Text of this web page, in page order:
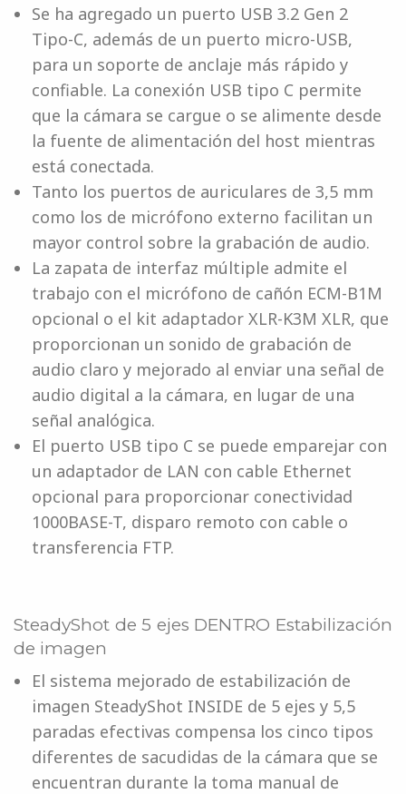
Se ha agregado un puerto USB 3.2 Gen 2
Tipo-C, además de un puerto micro-USB,
para un soporte de anclaje más rápido y
confiable. La conexión USB tipo C permite
que la cámara se cargue o se alimente desde
la fuente de alimentación del host mientras
está conectada.
Tanto los puertos de auriculares de 3,5 mm
como los de micrófono externo facilitan un
mayor control sobre la grabación de audio.
La zapata de interfaz múltiple admite el
trabajo con el micrófono de cañón ECM-B1M
opcional o el kit adaptador XLR-K3M XLR, que
proporcionan un sonido de grabación de
audio claro y mejorado al enviar una señal de
audio digital a la cámara, en lugar de una
señal analógica.
El puerto USB tipo C se puede emparejar con
un adaptador de LAN con cable Ethernet
opcional para proporcionar conectividad
1000BASE-T, disparo remoto con cable o
transferencia FTP.
SteadyShot de 5 ejes DENTRO Estabilización
de imagen
El sistema mejorado de estabilización de
imagen SteadyShot INSIDE de 5 ejes y 5,5
paradas efectivas compensa los cinco tipos
diferentes de sacudidas de la cámara que se
encuentran durante la toma manual de